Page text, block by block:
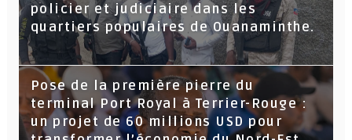
policier et judiciaire dans les
quartiers populaires de Ouanaminthe.
Pose de la première pierre du
terminal Port Royal à Terrier-Rouge :
un projet de 60 millions USD pour